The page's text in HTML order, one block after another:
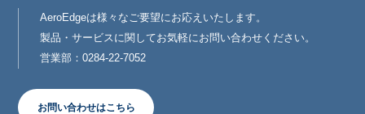
AeroEdgeは様々なご要望にお応えいたします。
製品・サービスに関してお気軽にお問い合わせください。
営業部：0284-22-7052
お問い合わせはこちら